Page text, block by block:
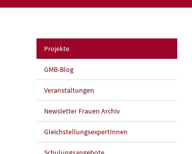
Projekte(aktuelle Seite)
GMB-Blog
Veranstaltungen
Newsletter Frauen Archiv
GleichstellungsexpertInnen